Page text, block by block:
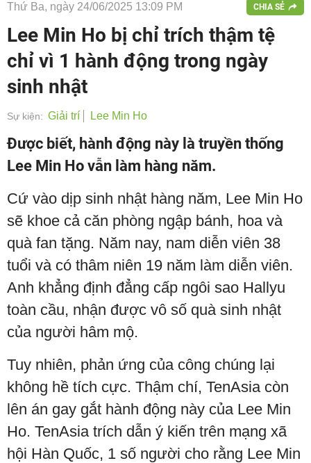
Thứ Ba, ngày 24/06/2025 13:09 PM CHIA SẺ
Lee Min Ho bị chỉ trích thậm tệ
chỉ vì 1 hành động trong ngày
sinh nhật
Sự kiện: Giải trí Lee Min Ho
Được biết, hành động này là truyền thống
Lee Min Ho vẫn làm hàng năm.
Cứ vào dịp sinh nhật hàng năm, Lee Min Ho
sẽ khoe cả căn phòng ngập bánh, hoa và
quà fan tặng. Năm nay, nam diễn viên 38
tuổi và có thâm niên 19 năm làm diễn viên.
Anh khẳng định đẳng cấp ngôi sao Hallyu
toàn cầu, nhận được vô số quà sinh nhật
của người hâm mộ.
Tuy nhiên, phản ứng của công chúng lại
không hề tích cực. Thậm chí, TenAsia còn
lên án gay gắt hành động này của Lee Min
Ho. TenAsia trích dẫn ý kiến trên mạng xã
hội Hàn Quốc, 1 số người cho rằng Lee Min